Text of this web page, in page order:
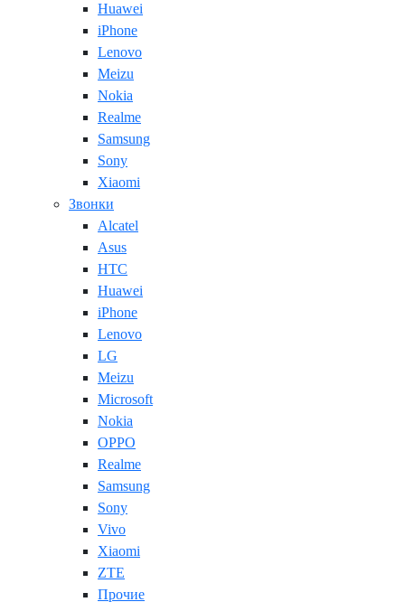
Huawei
iPhone
Lenovo
Meizu
Nokia
Realme
Samsung
Sony
Xiaomi
Звонки
Alcatel
Asus
HTC
Huawei
iPhone
Lenovo
LG
Meizu
Microsoft
Nokia
OPPO
Realme
Samsung
Sony
Vivo
Xiaomi
ZTE
Прочие